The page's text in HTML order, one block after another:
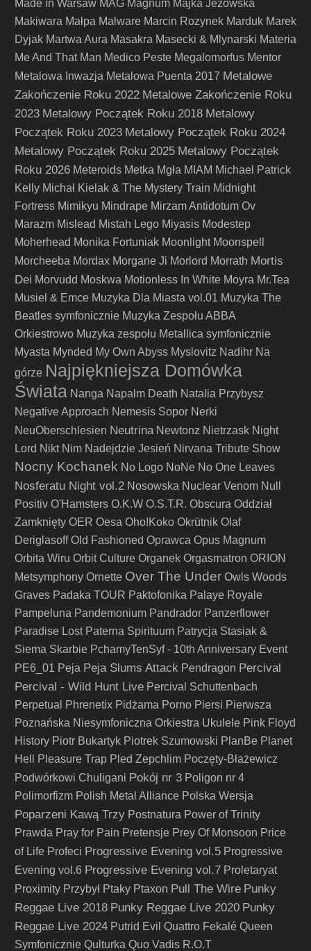
Made in Warsaw MAG Magnum Majka Jeżowska
Makiwara Małpa Malware Marcin Rozynek Marduk Marek
Dyjak Martwa Aura Masakra Masecki & Mlynarski Materia
Me And That Man Medico Peste Megalomorfus Mentor
Metalowa Inwazja Metalowa Puenta 2017 Metalowe
Zakończenie Roku 2022 Metalowe Zakończenie Roku
2023 Metalowy Początek Roku 2018 Metalowy
Początek Roku 2023 Metalowy Początek Roku 2024
Metalowy Początek Roku 2025 Metalowy Początek
Roku 2026 Meteroids Metka Mgła MIAM Michael Patrick
Kelly Michał Kielak & The Mystery Train Midnight
Fortress Mimikyu Mindrape Mirzam Antidotum Ov
Marazm Mislead Mistah Lego Miyasis Modestep
Moherhead Monika Fortuniak Moonlight Moonspell
Morcheeba Mordax Morgane Ji Morlord Morrath Mortis
Dei Morvudd Moskwa Motionless In White Moyra Mr.Tea
Musiel & Emce Muzyka Dla Miasta vol.01 Muzyka The
Beatles symfonicznie Muzyka Zespołu ABBA
Orkiestrowo Muzyka zespołu Metallica symfonicznie
Myasta Mynded My Own Abyss Myslovitz Nadihr Na
górze Najpiękniejsza Domówka
Świata Nanga Napalm Death Natalia Przybysz
Negative Approach Nemesis Sopor Nerki
NeuOberschlesien Neutrina Newtonz Nietrzask Night
Lord Nikt Nim Nadejdzie Jesień Nirvana Tribute Show
Nocny Kochanek No Logo NoNe No One Leaves
Nosferatu Night vol.2 Nosowska Nuclear Venom Null
Positiv O'Hamsters O.K.W O.S.T.R. Obscura Oddział
Zamknięty OER Oesa Oho!Koko Okrütnik Olaf
Deriglasoff Old Fashioned Oprawca Opus Magnum
Orbita Wiru Orbit Culture Organek Orgasmatron ORION
Metsymphony Ornette Over The Under Owls Woods
Graves Padaka TOUR Paktofonika Palaye Royale
Pampeluna Pandemonium Pandrador Panzerflower
Paradise Lost Paterna Spirituum Patrycja Stasiak &
Siema Skarbie PchamyTenSyf - 10th Anniversary Event
PE6_01 Peja Peja Slums Attack Pendragon Percival
Percival - Wild Hunt Live Percival Schuttenbach
Perpetual
Phrenetix Pidżama Porno Piersi Pierwsza
Poznańska Niesymfoniczna Orkiestra Ukulele Pink Floyd
History Piotr Bukartyk Piotrek Szumowski PlanBe Planet
Hell
Pleasure Trap Pled Zepchlim Poczęty-Błażewicz
Podwórkowi Chuligani Pokój nr 3 Poligon nr 4
Polimorfizm Polish Metal Alliance Polska Wersja
Poparzeni Kawą Trzy Postnatura Power of Trinity
Prawda Pray for Pain Pretensje Prey Of Monsoon Price
of Life Profeci Progressive Evening vol.5 Progressive
Evening vol.6 Progressive Evening vol.7 Proletaryat
Proximity Przybył Ptaky Ptaxon Pull The Wire Punky
Reggae Live 2018 Punky Reggae Live 2020 Punky
Reggae Live 2024 Putrid Evil Quattro Fekalé Queen
Symfonicznie Qulturka Quo Vadis R.O.T